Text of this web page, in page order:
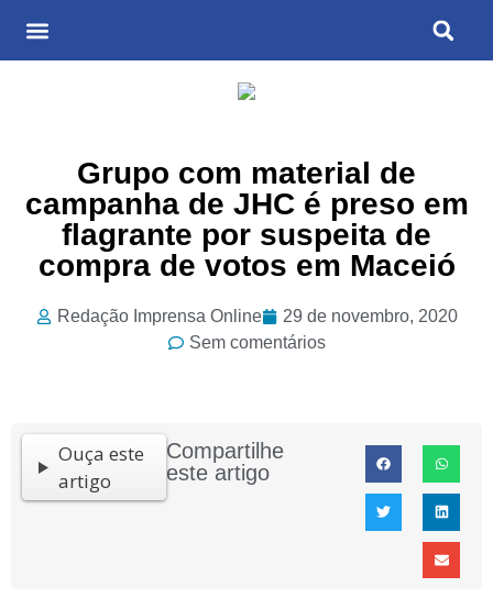
Grupo com material de
campanha de JHC é preso em
flagrante por suspeita de
compra de votos em Maceió
Redação Imprensa Online
29 de novembro, 2020
Sem comentários
Ouça este
artigo
Compartilhe
este artigo